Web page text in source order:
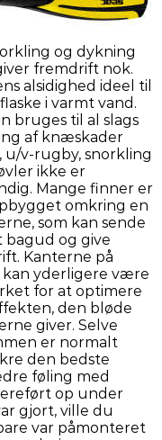
og dykning
fremdrift nok.
alsidighed ideel til
i varmt vand.
bruges til al slags
af knæskader
v-rugby, snorkling
ikke er
Mange finner er
omkring en
som kan sende
bagud og give
Kanterne på
yderligere være
for at optimere
den bløde
giver. Selve
er normalt
den bedste
føling med
op under
gjort, ville du
var påmonteret